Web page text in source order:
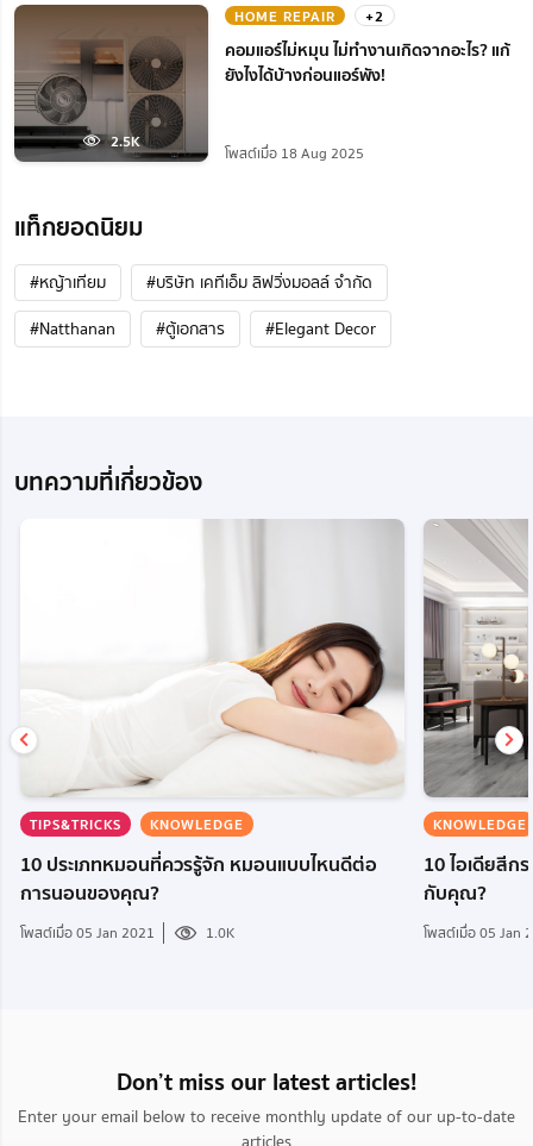
2.5K
HOME REPAIR +2
คอมแอร์ไม่หมุน ไม่ทํางานเกิดจากอะไร? แก้
ยังไงได้บ้างก่อนแอร์พัง!
โพสต์เมื่อ 18 Aug 2025
แท็กยอดนิยม
#หญ้าเทียม
#บริษัท เคทีเอ็ม ลิฟวิ่งมอลล์ จำกัด
#Natthanan
#ตู้เอกสาร #Elegant Decor
บทความที่เกี่ยวข้อง
TIPS&TRICKS KNOWLEDGE
10 ประเภทหมอนที่ควรรู้จัก หมอนแบบไหนดีต่อ
การนอนของคุณ?
โพสต์เมื่อ 05 Jan 2021 1.0K
KNOWLEDGE
10 ไอเดียสีก
กับคุณ?
โพสต์เมื่อ 05 Jan
Don’t miss our latest articles!
Enter your email below to receive monthly update of our up-to-date